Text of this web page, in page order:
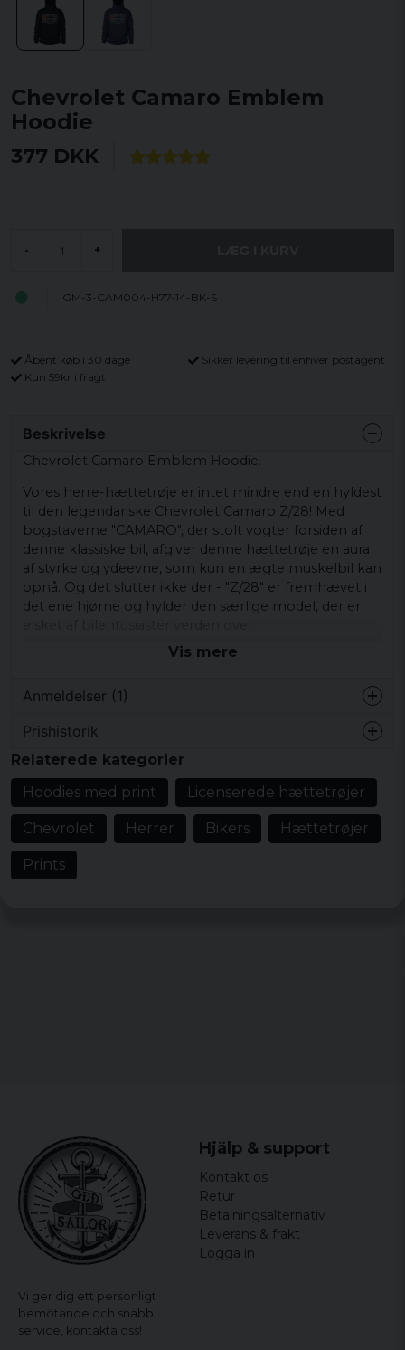
Chevrolet Camaro Emblem
Hoodie
377 DKK
- +
GM-3-CAM004-H77-14-BK-S
Åbent køb i 30 dage
Sikker levering til enhver postagent
Kun 59kr i fragt
Beskrivelse
Chevrolet Camaro Emblem Hoodie.
Vores herre-hættetrøje er intet mindre end en hyldest
til den legendariske Chevrolet Camaro Z/28! Med
bogstaverne "CAMARO", der stolt vogter forsiden af ​​
denne klassiske bil, afgiver denne hættetrøje en aura
af styrke og ydeevne, som kun en ægte muskelbil kan
opnå. Og det slutter ikke der - "Z/28" er fremhævet i
det ene hjørne og hylder den særlige model, der er
Selve designet viser fronten af ​​den ikoniske bil med
som får ethvert hjerte til at springe et slag over. Bilen
som et ansigt på et moderne kunstmaleri, der bare
venter på at blive beundret.
Med "CHEVROLET" i bunden af ​​hættetrøjen bæres
dette design ind i evigheden og fejrer en tid, hvor
design var lige så vigtigt som ydeevne.
Materiale: 50 % bomuld, 50 % polyester
Vægt: 270 g/m²
Vis mere
Anmeldelser (1)
for 1 år siden
Prishistorik
Relaterede kategorier
Hoodies med print
Licenserede hættetrøjer
Chevrolet Herrer Bikers Hættetrøjer
Prints
Vi ger dig ett personligt
bemötande och snabb
service, kontakta oss!
Hjälp & support
Kontakt os
Retur
Betalningsalternativ
Leverans & frakt
Logga in